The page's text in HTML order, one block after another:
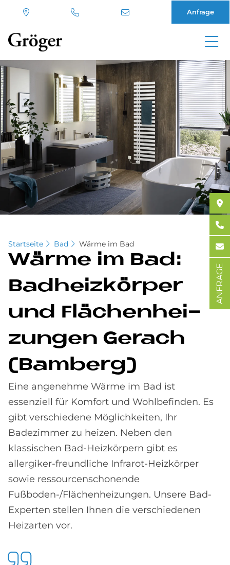
Direkt
zum
Inhalt
Anfrage
Startseite Bad Wärme im Bad
Wär­me im Bad:
Bad­heiz­kör­per
und Flä­chen­hei­
zun­gen Ge­rach
(Bam­berg)
Eine angenehme Wärme im Bad ist
essenziell für Komfort und Wohlbefinden. Es
gibt verschiedene Möglich­keiten, Ihr
Badezimmer zu heizen. Neben den
klassischen Bad-Heizkörpern gibt es
allergiker-freundliche Infrarot-Heizkörper
sowie ressourcen­schonende
Fußboden-/Flächenheizungen. Unsere Bad-
Experten stellen Ihnen die verschiedenen
Heizarten vor.
ANFRAGE